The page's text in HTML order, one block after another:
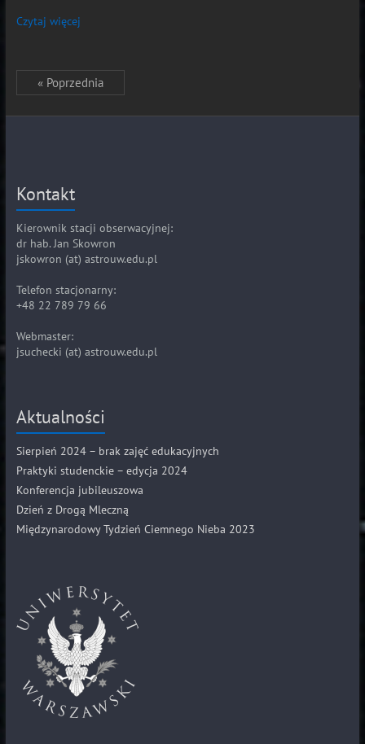
Czytaj więcej
« Poprzednia
Kontakt
Kierownik stacji obserwacyjnej:
dr hab. Jan Skowron
jskowron (at) astrouw.edu.pl
Telefon stacjonarny:
+48 22 789 79 66
Webmaster:
jsuchecki (at) astrouw.edu.pl
Aktualności
Sierpień 2024 – brak zajęć edukacyjnych
Praktyki studenckie – edycja 2024
Konferencja jubileuszowa
Dzień z Drogą Mleczną
Międzynarodowy Tydzień Ciemnego Nieba 2023